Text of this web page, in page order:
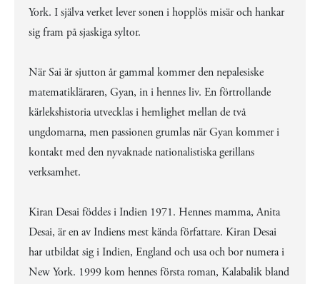
York. I själva verket lever sonen i hopplös misär och hankar
sig fram på sjaskiga syltor.
När Sai är sjutton år gammal kommer den nepalesiske
matematikläraren, Gyan, in i hennes liv. En förtrollande
kärlekshistoria utvecklas i hemlighet mellan de två
ungdomarna, men passionen grumlas när Gyan kommer i
kontakt med den nyvaknade nationalistiska gerillans
verksamhet.
Kiran Desai föddes i Indien 1971. Hennes mamma, Anita
Desai, är en av Indiens mest kända författare. Kiran Desai
har utbildat sig i Indien, England och usa och bor numera i
New York. 1999 kom hennes första roman, Kalabalik bland